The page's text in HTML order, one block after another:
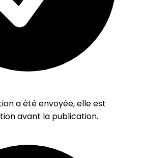
a été envoyée, elle est
avant la publication.